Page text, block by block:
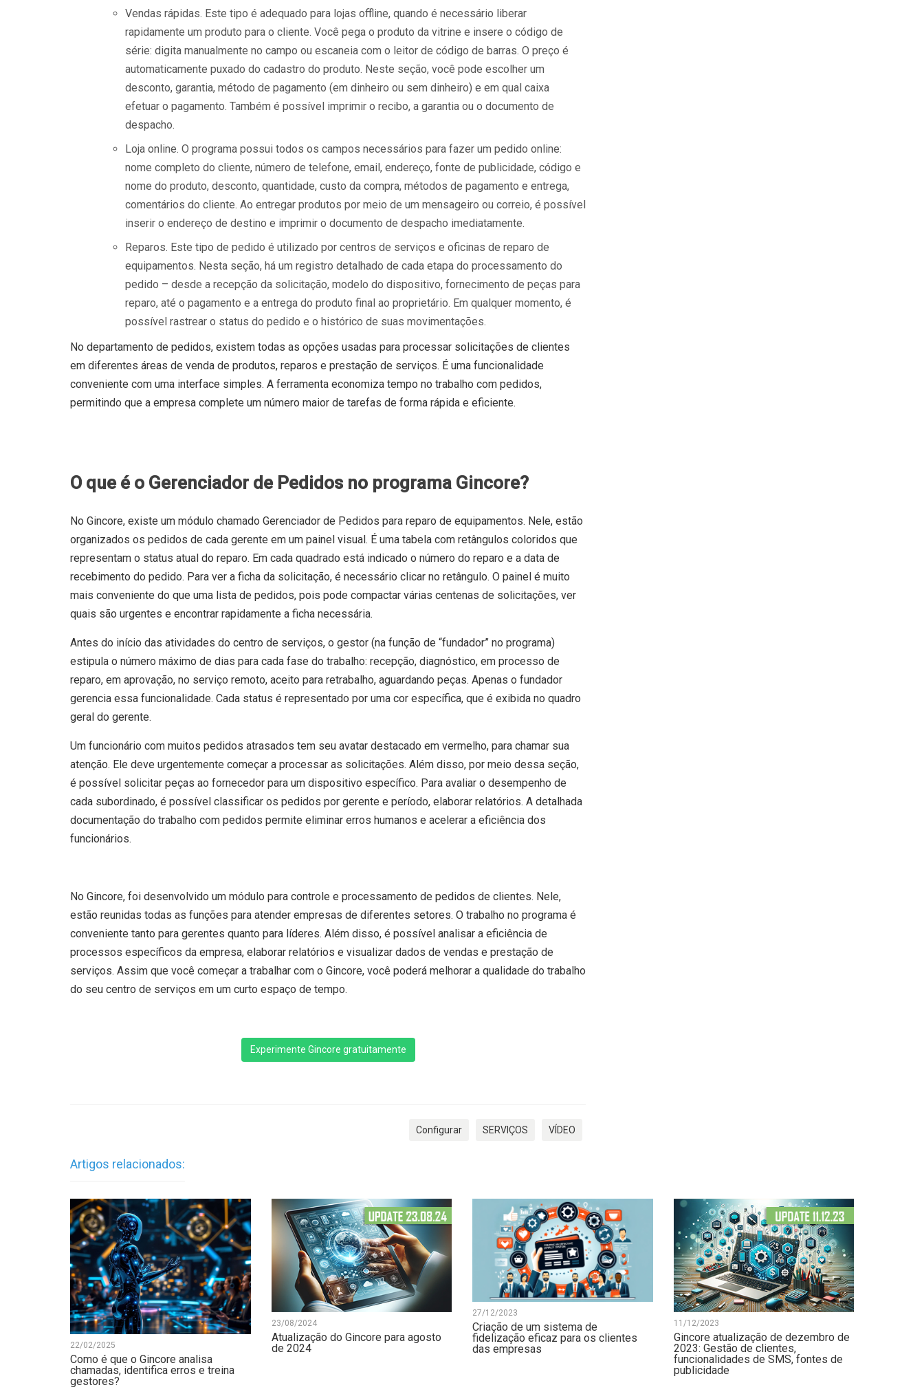
Vendas rápidas. Este tipo é adequado para lojas offline, quando é necessário liberar
rapidamente um produto para o cliente. Você pega o produto da vitrine e insere o código de
série: digita manualmente no campo ou escaneia com o leitor de código de barras. O preço é
automaticamente puxado do cadastro do produto. Neste seção, você pode escolher um
desconto, garantia, método de pagamento (em dinheiro ou sem dinheiro) e em qual caixa
efetuar o pagamento. Também é possível imprimir o recibo, a garantia ou o documento de
despacho.
Loja online. O programa possui todos os campos necessários para fazer um pedido online:
nome completo do cliente, número de telefone, email, endereço, fonte de publicidade, código e
nome do produto, desconto, quantidade, custo da compra, métodos de pagamento e entrega,
comentários do cliente. Ao entregar produtos por meio de um mensageiro ou correio, é possível
inserir o endereço de destino e imprimir o documento de despacho imediatamente.
Reparos. Este tipo de pedido é utilizado por centros de serviços e oficinas de reparo de
equipamentos. Nesta seção, há um registro detalhado de cada etapa do processamento do
pedido – desde a recepção da solicitação, modelo do dispositivo, fornecimento de peças para
reparo, até o pagamento e a entrega do produto final ao proprietário. Em qualquer momento, é
possível rastrear o status do pedido e o histórico de suas movimentações.
No departamento de pedidos, existem todas as opções usadas para processar solicitações de clientes
em diferentes áreas de venda de produtos, reparos e prestação de serviços. É uma funcionalidade
conveniente com uma interface simples. A ferramenta economiza tempo no trabalho com pedidos,
permitindo que a empresa complete um número maior de tarefas de forma rápida e eficiente.
O que é o Gerenciador de Pedidos no programa Gincore?
No Gincore, existe um módulo chamado Gerenciador de Pedidos para reparo de equipamentos. Nele, estão
organizados os pedidos de cada gerente em um painel visual. É uma tabela com retângulos coloridos que
representam o status atual do reparo. Em cada quadrado está indicado o número do reparo e a data de
recebimento do pedido. Para ver a ficha da solicitação, é necessário clicar no retângulo. O painel é muito
mais conveniente do que uma lista de pedidos, pois pode compactar várias centenas de solicitações, ver
quais são urgentes e encontrar rapidamente a ficha necessária.
Antes do início das atividades do centro de serviços, o gestor (na função de “fundador” no programa)
estipula o número máximo de dias para cada fase do trabalho: recepção, diagnóstico, em processo de
reparo, em aprovação, no serviço remoto, aceito para retrabalho, aguardando peças. Apenas o fundador
gerencia essa funcionalidade. Cada status é representado por uma cor específica, que é exibida no quadro
geral do gerente.
Um funcionário com muitos pedidos atrasados tem seu avatar destacado em vermelho, para chamar sua
atenção. Ele deve urgentemente começar a processar as solicitações. Além disso, por meio dessa seção,
é possível solicitar peças ao fornecedor para um dispositivo específico. Para avaliar o desempenho de
cada subordinado, é possível classificar os pedidos por gerente e período, elaborar relatórios. A detalhada
documentação do trabalho com pedidos permite eliminar erros humanos e acelerar a eficiência dos
funcionários.
No Gincore, foi desenvolvido um módulo para controle e processamento de pedidos de clientes. Nele,
estão reunidas todas as funções para atender empresas de diferentes setores. O trabalho no programa é
conveniente tanto para gerentes quanto para líderes. Além disso, é possível analisar a eficiência de
processos específicos da empresa, elaborar relatórios e visualizar dados de vendas e prestação de
serviços. Assim que você começar a trabalhar com o Gincore, você poderá melhorar a qualidade do trabalho
do seu centro de serviços em um curto espaço de tempo.
Experimente Gincore gratuitamente
Configurar SERVIÇOS VÍDEO
Artigos relacionados:
22/02/2025
Como é que o Gincore analisa
chamadas, identifica erros e treina
gestores?
23/08/2024
Atualização do Gincore para agosto
de 2024
27/12/2023
Criação de um sistema de
fidelização eficaz para os clientes
das empresas
11/12/2023
Gincore atualização de dezembro de
2023: Gestão de clientes,
funcionalidades de SMS, fontes de
publicidade